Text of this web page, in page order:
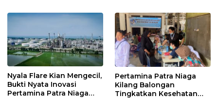
Nyala Flare Kian Mengecil,
Bukti Nyata Inovasi
Pertamina Patra Niaga
Pertamina Patra Niaga
Kilang Balongan
Tingkatkan Kesehatan